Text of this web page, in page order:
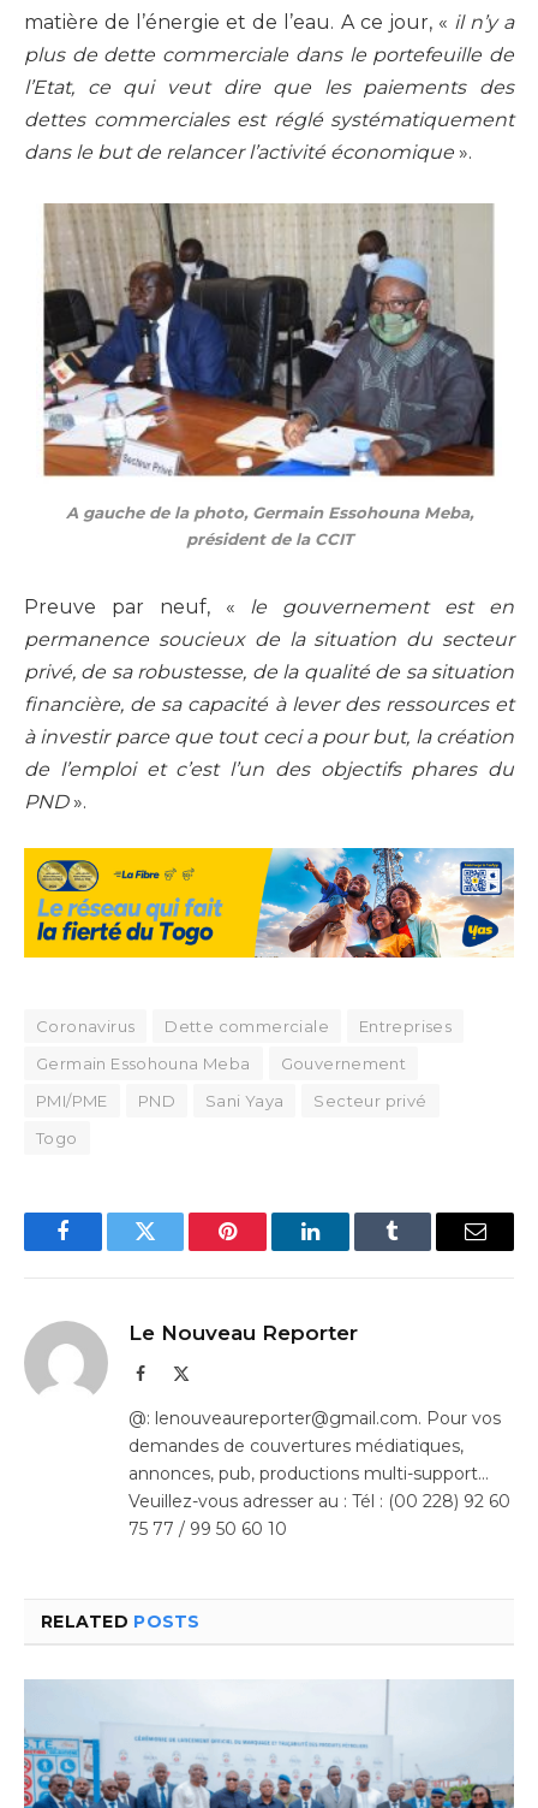
matière de l’énergie et de l’eau. A ce jour, « il n’y a
plus de dette commerciale dans le portefeuille de
l’Etat, ce qui veut dire que les paiements des
dettes commerciales est réglé systématiquement
dans le but de relancer l’activité économique ».
A gauche de la photo, Germain Essohouna Meba,
président de la CCIT
Preuve par neuf, « le gouvernement est en
permanence soucieux de la situation du secteur
privé, de sa robustesse, de la qualité de sa situation
financière, de sa capacité à lever des ressources et
à investir parce que tout ceci a pour but, la création
de l’emploi et c’est l’un des objectifs phares du
PND ».
Coronavirus Dette commerciale
Entreprises
Germain Essohouna Meba
Gouvernement
PMI/PME
PND Sani Yaya
Secteur privé
Togo
FacebookTwitter Pinterest LinkedInTumblr Email
Le Nouveau Reporter
Facebook
@: lenouveaureporter@gmail.com. Pour vos
demandes de couvertures médiatiques,
annonces, pub, productions multi-support…
Veuillez-vous adresser au : Tél : (00 228) 92 60
75 77 / 99 50 60 10
RELATED POSTS